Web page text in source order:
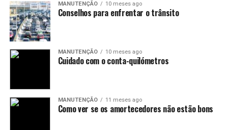
MANUTENÇÃO 10 meses ago
Conselhos para enfrentar o trânsito
MANUTENÇÃO 10 meses ago
Cuidado com o conta-quilómetros
MANUTENÇÃO 11 meses ago
Como ver se os amortecedores não estão bons